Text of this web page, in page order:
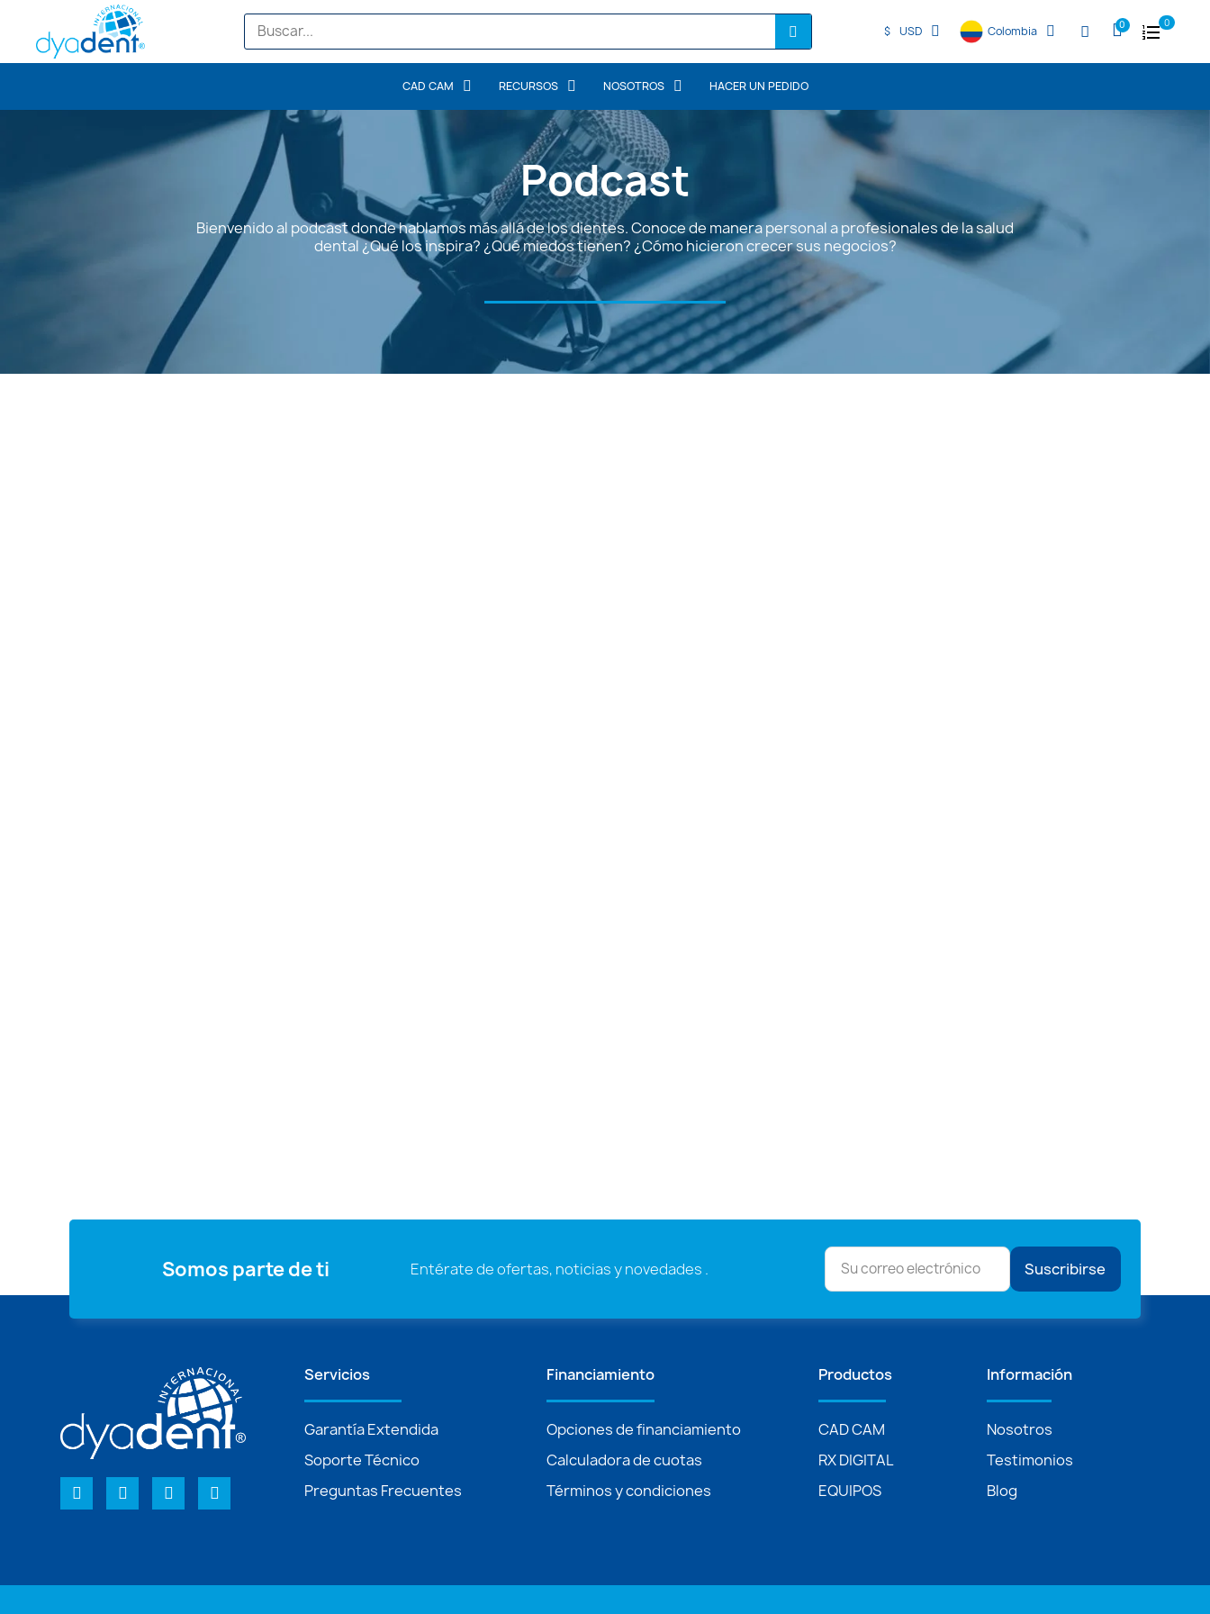
$ USD Colombia
0
CAD CAM RECURSOS NOSOTROS HACER UN PEDIDO
Recursos Podcast
Podcast
Podcast
Bienvenido al podcast donde hablamos más allá de los dientes. Conoce de manera personal a profesionales de la salud
dental ¿Qué los inspira? ¿Qué miedos tienen? ¿Cómo hicieron crecer sus negocios?
Somos parte de ti Entérate de ofertas, noticias y novedades . Suscribirse
Servicios
Garantía Extendida
Soporte Técnico
Preguntas Frecuentes
Financiamiento
Opciones de financiamiento
Calculadora de cuotas
Términos y condiciones
Productos
CAD CAM
RX DIGITAL
EQUIPOS
Información
Nosotros
Testimonios
Blog